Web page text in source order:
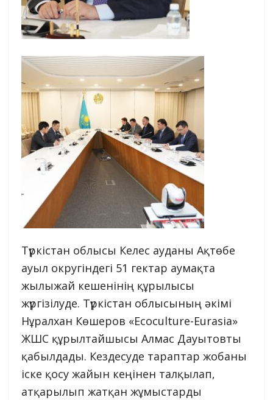
Түркістан облысы Келес ауданы Ақтөбе
ауыл округіндегі 51 гектар аумақта
жылыжай кешенінің құрылысы
жүргізілуде. Түркістан облысының әкімі
Нұралхан Көшеров «Ecoculture-Eurasia»
ЖШС құрылтайшысы Алмас Дауытовты
қабылдады. Кездесуде тараптар жобаны
іске қосу жайын кеңінен талқылап,
атқарылып жатқан жұмыстарды